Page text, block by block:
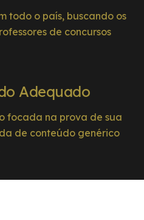
todo o país, buscando os
de concursos
Adequado
focada na prova de sua
de conteúdo genérico